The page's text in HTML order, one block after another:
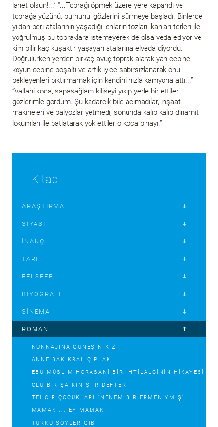
lanet olsun!...” “...Toprağı öpmek üzere yere kapandı ve
toprağa yüzünü, burnunu, gözlerini sürmeye başladı. Binlerce
yıldan beri atalarının yaşadığı, onların tozları, kanları terleri ile
yoğrulmuş bu topraklara istemeyerek de olsa veda ediyor ve
kim bilir kaç kuşaktır yaşayan atalarına elveda diyordu.
Doğrulurken yerden birkaç avuç toprak alarak yan cebine,
koyun cebine boşaltı ve artık iyice sabırsızlanarak onu
bekleyenleri bıktırmamak için kendini hızla kamyona attı...”
“Vallahi koca, sapasağlam kiliseyi yıkıp yerle bir ettiler,
gözlerimle gördüm. Şu kadarcık bile acımadılar, inşaat
makineleri ve balyozlar yetmedi, sonunda kalıp kalıp dinamit
lokumları ile patlatarak yok ettiler o koca binayı.”
Kitap
ARAŞTIRMA
SIYASI
İNANÇ
TARIH
FELSEFE
BIYOGRAFI
SINEMA
ROMAN
NUNNAJİNA GÜNEŞIN KIZI
ANNE BAK KRAL ÇIPLAK
EBU MÜSLIM HORASANI BIR İHTILALCININ HIKAYESI
ÖLÜ BIR ŞAIRIN ŞIIR DEFTERI
TEHCIR ÇOCUKLARI "NENEM BIR ERMENIYMIŞ"
MAMAK ... EY MAMAK
TÜRKÜ SÖYLER GIBI